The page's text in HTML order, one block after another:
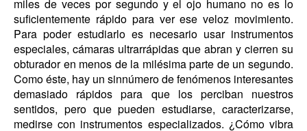
miles de veces por segundo y el ojo humano no es lo
suficientemente rápido para ver ese veloz movimiento.
Para poder estudiarlo es necesario usar instrumentos
especiales, cámaras ultrarrápidas que abran y cierren su
obturador en menos de la milésima parte de un segundo.
Como éste, hay un sinnúmero de fenómenos interesantes
demasiado rápidos para que los perciban nuestros
sentidos, pero que pueden estudiarse, caracterizarse,
medirse con instrumentos especializados. ¿Cómo vibra